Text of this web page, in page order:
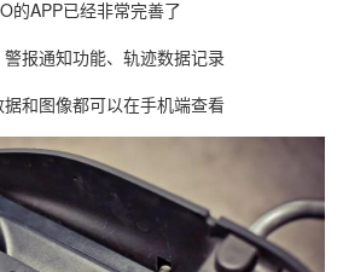
的APP已经非常完善了
报通知功能、轨迹数据记录
和图像都可以在手机端查看